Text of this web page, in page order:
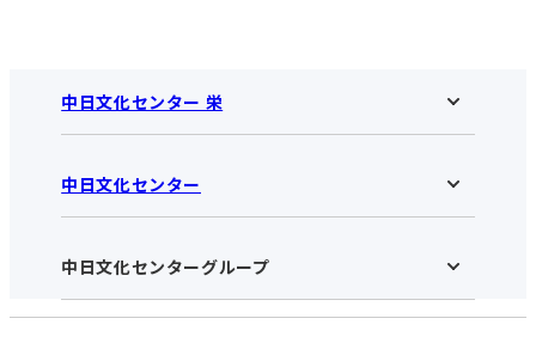
中日文化センター 栄
中日文化センター 栄HOME
お知らせ
アクセス･営業時間
お申し込みの流れ
入会と受講のご案内
中日文化センター
中日文化センターHOME
中日文化センターとは
受講規約・会員特典
中日文化センターグループ